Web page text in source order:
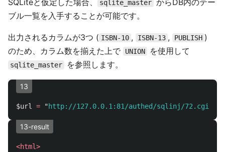
sqlite_master
ブル一覧を入手することが可能です。
出力されるカラムが3つ ( ISBN-10 , ISBN-13 , PUBLISH )
のため、カラム数を揃えた上で
UNION を使用して
sqlite_master を参照します。
13
$url = "http://127.0.0.1:81/authed/sqlinj/
13-result
<html>